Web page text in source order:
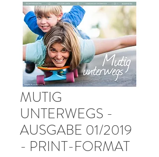
MUTIG
UNTERWEGS -
AUSGABE 01/2019
- PRINT-FORMAT